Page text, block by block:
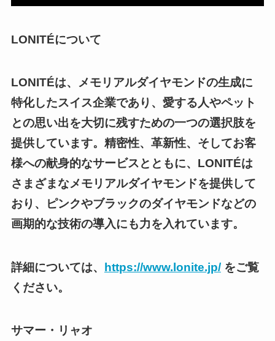
LONITÉについて
LONITÉは、メモリアルダイヤモンドの生成に
特化したスイス企業であり、愛する人やペット
との思い出を大切に残すための一つの選択肢を
提供しています。精密性、革新性、そしてお客
様への献身的なサービスとともに、LONITÉは
さまざまなメモリアルダイヤモンドを提供して
おり、ピンクやブラックのダイヤモンドなどの
画期的な技術の導入にも力を入れています。
詳細については、 https://www.lonite.jp/をご覧
ください。
サマー・リャオ